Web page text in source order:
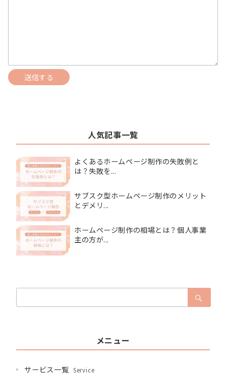
人気記事一覧
よくあるホームページ制作の失敗例と
は？失敗を...
サブスク型ホームページ制作のメリット
とデメリ...
ホームページ制作の相場とは？個人事業
主の方が...
索：
メニュー
サービス一覧 Service